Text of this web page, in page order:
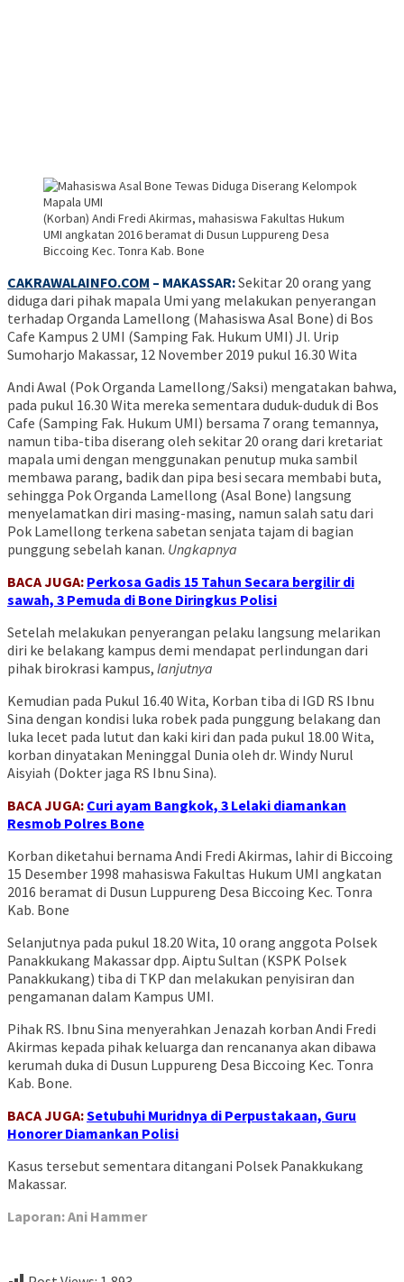
(Korban) Andi Fredi Akirmas, mahasiswa Fakultas Hukum
UMI angkatan 2016 beramat di Dusun Luppureng Desa
Biccoing Kec. Tonra Kab. Bone
CAKRAWALAINFO.COM – MAKASSAR:Sekitar 20 orang yang
diduga dari pihak mapala Umi yang melakukan penyerangan
terhadap Organda Lamellong (Mahasiswa Asal Bone) di Bos
Cafe Kampus 2 UMI (Samping Fak. Hukum UMI) Jl. Urip
Sumoharjo Makassar, 12 November 2019 pukul 16.30 Wita
Andi Awal (Pok Organda Lamellong/Saksi) mengatakan bahwa,
pada pukul 16.30 Wita mereka sementara duduk-duduk di Bos
Cafe (Samping Fak. Hukum UMI) bersama 7 orang temannya,
namun tiba-tiba diserang oleh sekitar 20 orang dari kretariat
mapala umi dengan menggunakan penutup muka sambil
membawa parang, badik dan pipa besi secara membabi buta,
sehingga Pok Organda Lamellong (Asal Bone) langsung
menyelamatkan diri masing-masing, namun salah satu dari
Pok Lamellong terkena sabetan senjata tajam di bagian
punggung sebelah kanan. Ungkapnya
BACA JUGA: Perkosa Gadis 15 Tahun Secara bergilir di
sawah, 3 Pemuda di Bone Diringkus Polisi
Setelah melakukan penyerangan pelaku langsung melarikan
diri ke belakang kampus demi mendapat perlindungan dari
pihak birokrasi kampus, lanjutnya
Kemudian pada Pukul 16.40 Wita, Korban tiba di IGD RS Ibnu
Sina dengan kondisi luka robek pada punggung belakang dan
luka lecet pada lutut dan kaki kiri dan pada pukul 18.00 Wita,
korban dinyatakan Meninggal Dunia oleh dr. Windy Nurul
Aisyiah (Dokter jaga RS Ibnu Sina).
BACA JUGA: Curi ayam Bangkok, 3 Lelaki diamankan
Resmob Polres Bone
Korban diketahui bernama Andi Fredi Akirmas, lahir di Biccoing
15 Desember 1998 mahasiswa Fakultas Hukum UMI angkatan
2016 beramat di Dusun Luppureng Desa Biccoing Kec. Tonra
Kab. Bone
Selanjutnya pada pukul 18.20 Wita, 10 orang anggota Polsek
Panakkukang Makassar dpp. Aiptu Sultan (KSPK Polsek
Panakkukang) tiba di TKP dan melakukan penyisiran dan
pengamanan dalam Kampus UMI.
Pihak RS. Ibnu Sina menyerahkan Jenazah korban Andi Fredi
Akirmas kepada pihak keluarga dan rencananya akan dibawa
kerumah duka di Dusun Luppureng Desa Biccoing Kec. Tonra
Kab. Bone.
BACA JUGA:Setubuhi Muridnya di Perpustakaan, Guru
Honorer Diamankan Polisi
Kasus tersebut sementara ditangani Polsek Panakkukang
Makassar.
Laporan: Ani Hammer